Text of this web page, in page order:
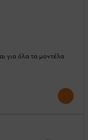
για όλα τα μοντέλα